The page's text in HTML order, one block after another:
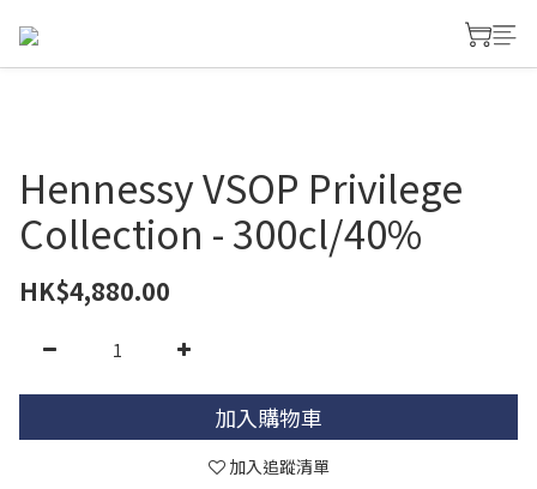
Hennessy VSOP Privilege
Collection - 300cl/40%
HK$4,880.00
加入購物車
加入追蹤清單